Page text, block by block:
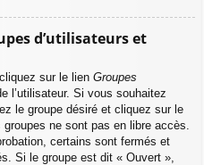
d’utilisateurs et
sur le lien Groupes
l’utilisateur. Si vous souhaitez
le groupe désiré et cliquez sur le
ne sont pas en libre accès.
certains sont fermés et
Si le groupe est dit « Ouvert »,